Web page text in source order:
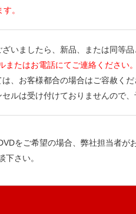
。
いましたら、新品、または同等品
またはお電話にてご連絡ください。
、お客様都合の場合はご容赦く
ルは受け付けておりませんので、
をご希望の場合、弊社担当者が
下さい。